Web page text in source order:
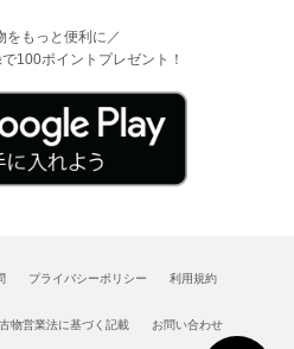
をもっと便利に／
100ポイントプレゼント！
プライバシーポリシー 利用規約
古物営業法に基づく記載 お問い合わせ